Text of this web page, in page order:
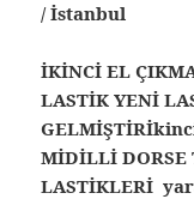
/ İstanbul
İKİNCİ EL
LASTİK YENİ
MİDİLLİ DORSE
LASTİKLERİ